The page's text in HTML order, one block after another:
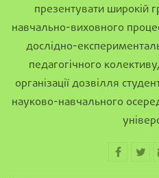
презентувати широкій
навчально-виховного
дослідно-
педагогічного
організації дозвілля
науково-навчального